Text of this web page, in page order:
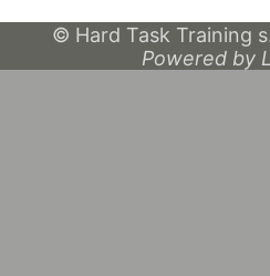
© Hard Task
Powered by